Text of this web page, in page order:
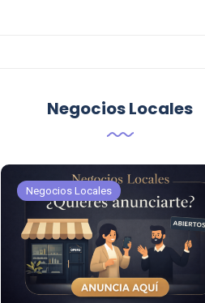
Negocios Locales
Negocios Locales